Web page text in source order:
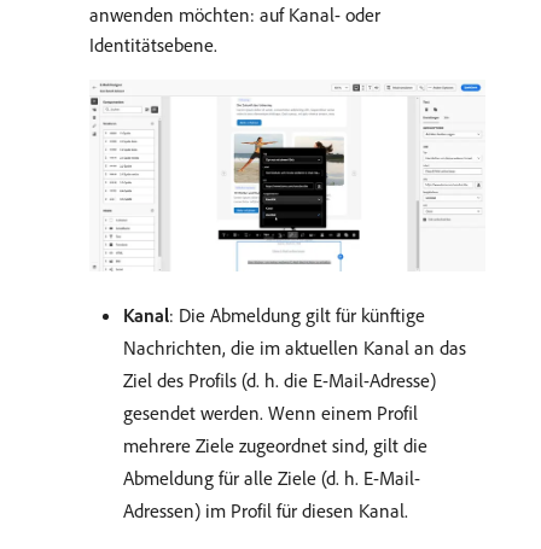
anwenden möchten: auf Kanal- oder
Identitätsebene.
Kanal: Die Abmeldung gilt für künftige
Nachrichten, die im aktuellen Kanal an das
Ziel des Profils (d. h. die E-Mail-Adresse)
gesendet werden. Wenn einem Profil
mehrere Ziele zugeordnet sind, gilt die
Abmeldung für alle Ziele (d. h. E-Mail-
Adressen) im Profil für diesen Kanal.